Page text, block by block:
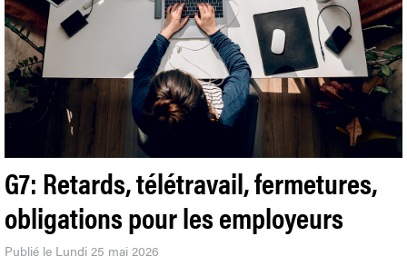
G7: Retards, télétravail, fermetures,
obligations pour les employeurs
Publié le Lundi 25 mai 2026